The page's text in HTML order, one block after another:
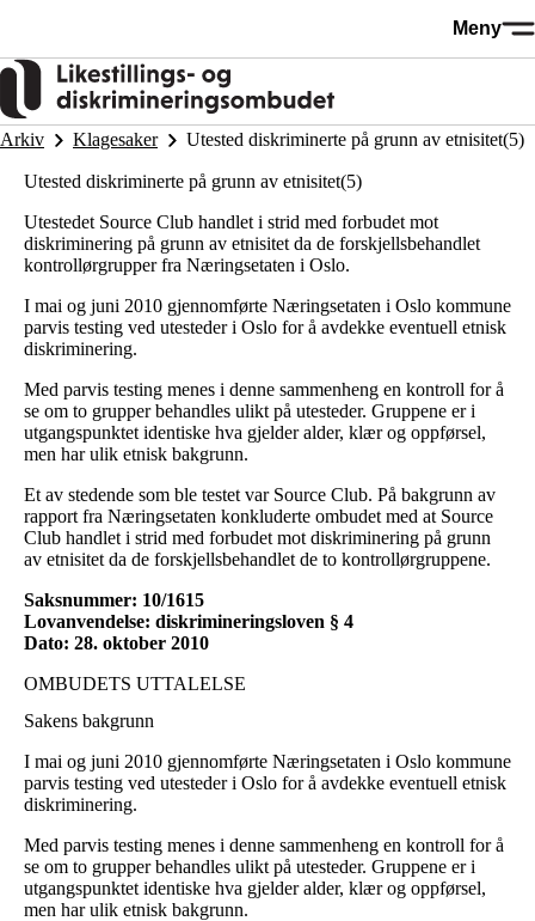
Meny
Arkiv Klagesaker Utested diskriminerte på grunn av etnisitet(5)
Utested diskriminerte på grunn av etnisitet(5)
Utestedet Source Club handlet i strid med forbudet mot
diskriminering på grunn av etnisitet da de forskjellsbehandlet
kontrollørgrupper fra Næringsetaten i Oslo.
I mai og juni 2010 gjennomførte Næringsetaten i Oslo kommune
parvis testing ved utesteder i Oslo for å avdekke eventuell etnisk
diskriminering.
Med parvis testing menes i denne sammenheng en kontroll for å
se om to grupper behandles ulikt på utesteder. Gruppene er i
utgangspunktet identiske hva gjelder alder, klær og oppførsel,
men har ulik etnisk bakgrunn.
Et av stedende som ble testet var Source Club. På bakgrunn av
rapport fra Næringsetaten konkluderte ombudet med at Source
Club handlet i strid med forbudet mot diskriminering på grunn
av etnisitet da de forskjellsbehandlet de to kontrollørgruppene.
Saksnummer: 10/1615
Lovanvendelse: diskrimineringsloven § 4
Dato: 28. oktober 2010
OMBUDETS UTTALELSE
Sakens bakgrunn
I mai og juni 2010 gjennomførte Næringsetaten i Oslo kommune
parvis testing ved utesteder i Oslo for å avdekke eventuell etnisk
diskriminering.
Med parvis testing menes i denne sammenheng en kontroll for å
se om to grupper behandles ulikt på utesteder. Gruppene er i
utgangspunktet identiske hva gjelder alder, klær og oppførsel,
men har ulik etnisk bakgrunn.